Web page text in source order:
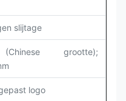
slijtage
grootte);
logo